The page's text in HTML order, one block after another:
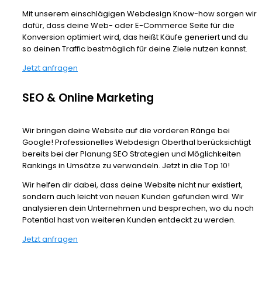
Mit unserem einschlägigen Webdesign Know-how sorgen wir
dafür, dass deine Web- oder E-Commerce Seite für die
Konversion optimiert wird, das heißt Käufe generiert und du
so deinen Traffic bestmöglich für deine Ziele nutzen kannst.
Jetzt anfragen
SEO & Online Marketing
Wir bringen deine Website auf die vorderen Ränge bei
Google! Professionelles Webdesign Oberthal berücksichtigt
bereits bei der Planung SEO Strategien und Möglichkeiten
Rankings in Umsätze zu verwandeln. Jetzt in die Top 10!
Wir helfen dir dabei, dass deine Website nicht nur existiert,
sondern auch leicht von neuen Kunden gefunden wird. Wir
analysieren dein Unternehmen und besprechen, wo du noch
Potential hast von weiteren Kunden entdeckt zu werden.
Jetzt anfragen